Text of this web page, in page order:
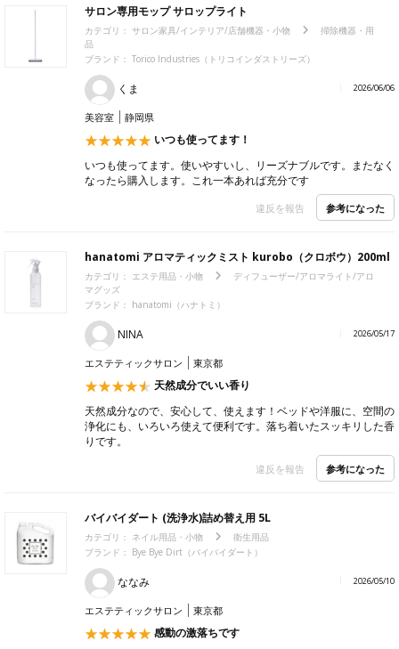
サロン専用モップ サロップライト
カテゴリ： サロン家具/インテリア/店舗機器・小物
掃除機器・用
品
ブランド： Torico Industries（トリコインダストリーズ）
くま 2026/06/06
美容室 静岡県
いつも使ってます！
いつも使ってます。使いやすいし、リーズナブルです。またなく
なったら購入します。これ一本あれば充分です
違反を報告 参考になった
hanatomi アロマティックミスト kurobo（クロボウ）200ml
カテゴリ： エステ用品・小物
ディフューザー/アロマライト/アロ
マグッズ
ブランド： hanatomi（ハナトミ）
NINA 2026/05/17
エステティックサロン 東京都
天然成分でいい香り
天然成分なので、安心して、使えます！ベッドや洋服に、空間の
浄化にも、いろいろ使えて便利です。落ち着いたスッキリした香
りです。
違反を報告 参考になった
バイバイダート (洗浄水)詰め替え用 5L
カテゴリ： ネイル用品・小物
衛生用品
ブランド： Bye Bye Dirt（バイバイダート）
ななみ 2026/05/10
エステティックサロン 東京都
感動の激落ちです